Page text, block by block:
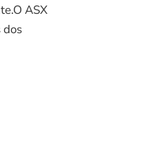
ASX
dos